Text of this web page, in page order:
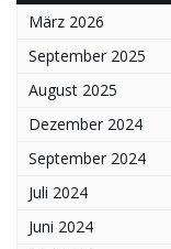
März 2026
September 2025
August 2025
Dezember 2024
September 2024
Juli 2024
Juni 2024